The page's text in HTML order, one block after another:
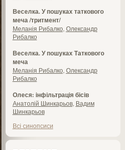
Веселка. У пошуках таткового
меча /тритмент/
Меланія Рибалко Олександр
Рибалко
Веселка. У пошуках Таткового
меча
Меланія Рибалко Олександр
Рибалко
Олеся: інфільтрація бісів
Анатолій Шинкарьов, Вадим
Шинкарьов
Всі синопсиси